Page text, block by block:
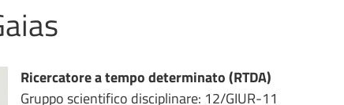
Ricercatore a tempo determinato (RTDA)
Gruppo scientifico disciplinare: 12/GIUR-11